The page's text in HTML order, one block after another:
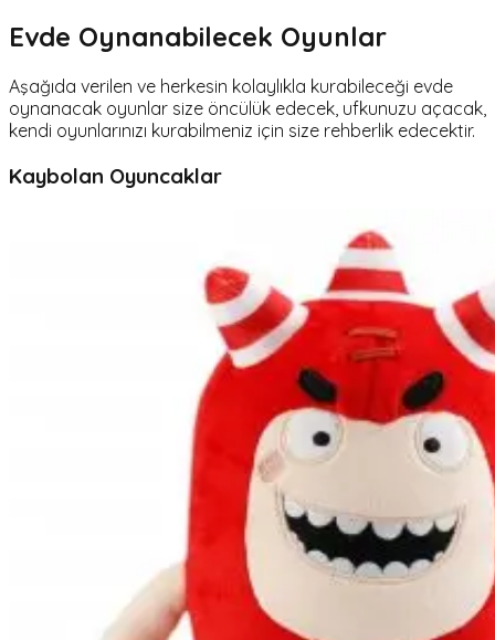
Evde Oynanabilecek Oyunlar
Aşağıda verilen ve herkesin kolaylıkla kurabileceği evde
oynanacak oyunlar size öncülük edecek, ufkunuzu açacak,
kendi oyunlarınızı kurabilmeniz için size rehberlik edecektir.
Kaybolan Oyuncaklar